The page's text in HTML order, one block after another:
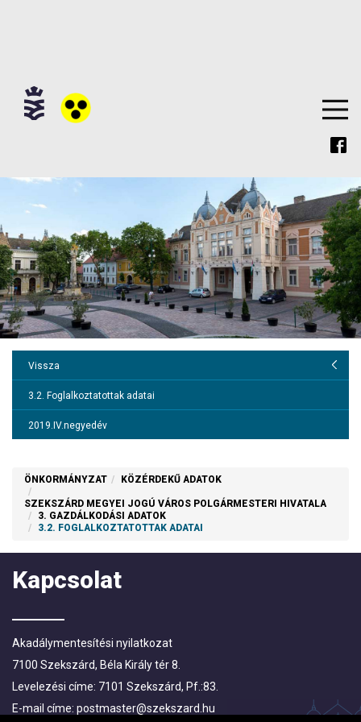
1. Szervezeti, személyzeti adatok
2. Tevékenységre, működésre vonatkozó adatok
3. Gazdálkodási adatok
Vissza
3. Gazdálkodási adatok
3.1. Költségvetés, beszámoló
Vissza
3.2. Foglalkoztatottak adatai
2019.IV.negyedév
2017
3.3. Támogatások
3.4. Öt millió forintot elérő, vagy azt meghaladó értékű szerződések
3.6. Ötmillió forint feletti, alapfeladatokon kívüli feladatellátásra
történő kifizetések
3.7. Európai Uniós támogatással megvalósuló fejlesztések
3.8. Közbeszerzési információk
3.10 Egyedi közzétételi lista
ÖNKORMÁNYZAT KÖZÉRDEKŰ ADATOK
SZEKSZÁRD MEGYEI JOGÚ VÁROS POLGÁRMESTERI HIVATALA
3. GAZDÁLKODÁSI ADATOK
3.2. FOGLALKOZTATOTTAK ADATAI
Kapcsolat
Akadálymentesítési nyilatkozat
7100 Szekszárd, Béla Király tér 8.
Levelezési címe: 7101 Szekszárd, Pf.:83.
E-mail címe: postmaster@szekszard.hu